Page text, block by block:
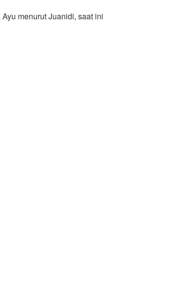
menurut Juanidi, saat ini